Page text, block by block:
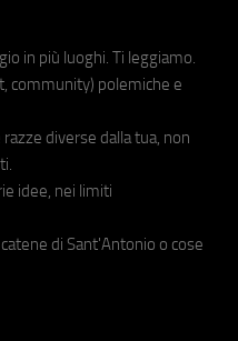
in più luoghi. Ti leggiamo.
community) polemiche e
diverse dalla tua, non
idee, nei limiti
di Sant'Antonio o cose